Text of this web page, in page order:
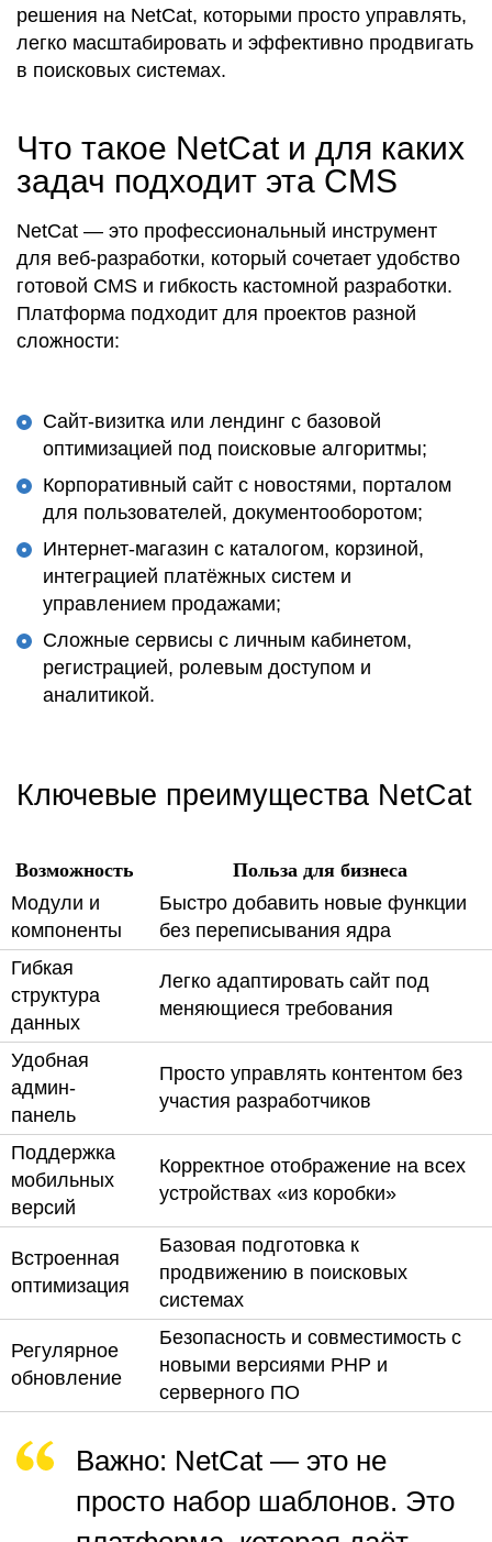
решения на NetCat, которыми просто управлять,
легко масштабировать и эффективно продвигать
в поисковых системах.
Что такое NetCat и для каких
задач подходит эта CMS
NetCat — это профессиональный инструмент
для веб-разработки, который сочетает удобство
готовой CMS и гибкость кастомной разработки.
Платформа подходит для проектов разной
сложности:
Сайт-визитка или лендинг с базовой
оптимизацией под поисковые алгоритмы;
Корпоративный сайт с новостями, порталом
для пользователей, документооборотом;
Интернет-магазин с каталогом, корзиной,
интеграцией платёжных систем и
управлением продажами;
Сложные сервисы с личным кабинетом,
регистрацией, ролевым доступом и
аналитикой.
Ключевые преимущества NetCat
Возможность
Польза для бизнеса
Модули и
компоненты
Быстро добавить новые функции
без переписывания ядра
Гибкая
структура
данных
Легко адаптировать сайт под
меняющиеся требования
Удобная
админ-
панель
Просто управлять контентом без
участия разработчиков
Поддержка
мобильных
версий
Корректное отображение на всех
устройствах «из коробки»
Встроенная
оптимизация
Базовая подготовка к
продвижению в поисковых
системах
Регулярное
обновление
Безопасность и совместимость с
новыми версиями PHP и
серверного ПО
Важно: NetCat — это не
просто набор шаблонов. Это